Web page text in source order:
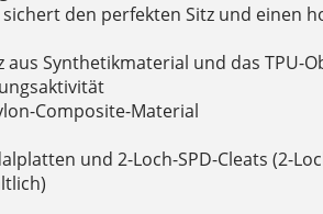
den perfekten Sitz und einen
Synthetikmaterial und das TPU-
Composite-Material
und 2-Loch-SPD-Cleats (2-